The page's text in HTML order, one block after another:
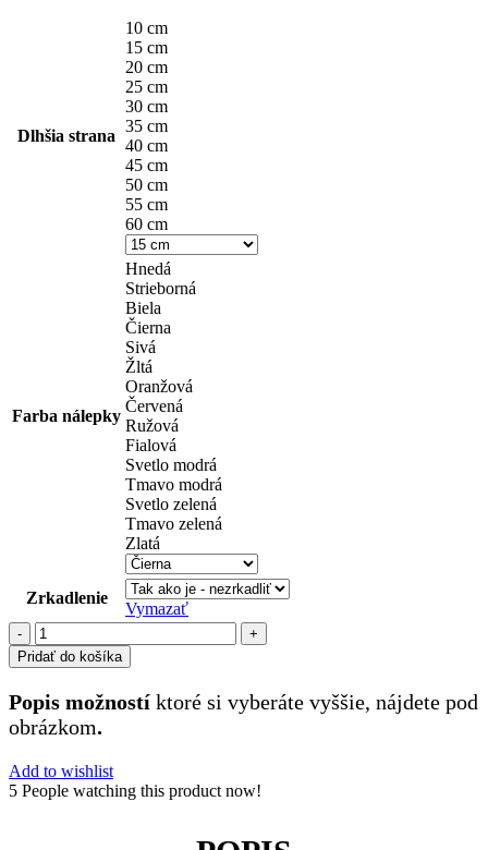
Dlhšia strana
10 cm
15 cm
20 cm
25 cm
30 cm
35 cm
40 cm
45 cm
50 cm
55 cm
60 cm
Farba nálepky
Hnedá
Strieborná
Biela
Čierna
Sivá
Žltá
Oranžová
Červená
Ružová
Fialová
Svetlo modrá
Tmavo modrá
Svetlo zelená
Tmavo zelená
Zlatá
Zrkadlenie
Vymazať
množstvo
psi
(161)
Pridať do košíka
Popis možností ktoré si vyberáte vyššie, nájdete pod
obrázkom.
Add to wishlist
5 People watching this product now!